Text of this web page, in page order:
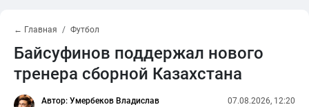
← Главная Футбол
Байсуфинов поддержал нового
тренера сборной Казахстана
Автор: Умербеков Владислав
07.08.2026, 12:20